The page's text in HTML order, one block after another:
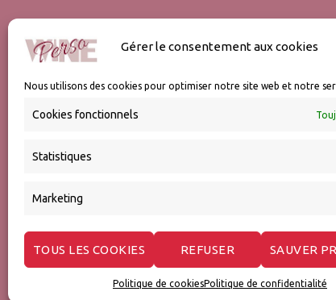
Gérer le consentement aux cookies
Nous utilisons des cookies pour optimiser notre site web et notre
Cookies fonctionnels
Statistiques
Marketing
TOUS LES COOKIES REFUSER SAUVER
Politique de cookiesPolitique de confidentialité
Expédition et emballages